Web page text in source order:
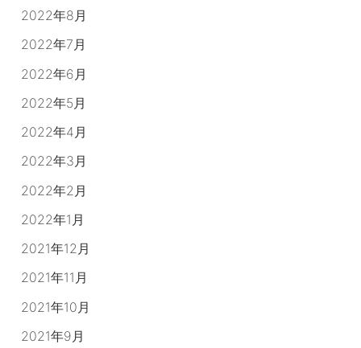
2022年8月
2022年7月
2022年6月
2022年5月
2022年4月
2022年3月
2022年2月
2022年1月
2021年12月
2021年11月
2021年10月
2021年9月